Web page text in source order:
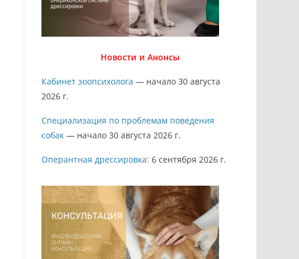
Новости и Анонсы
Кабинет зоопсихолога — начало 30 августа
2026 г.
Специализация по проблемам поведения
собак — начало 30 августа 2026 г.
Оперантная дрессировка: 6 сентября 2026 г.